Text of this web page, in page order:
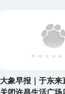
大象早报｜于东来